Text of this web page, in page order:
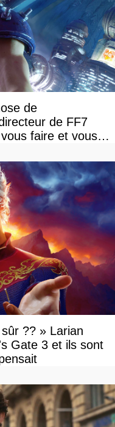
de
de FF7
faire et vous
?? » Larian
Gate 3 et ils sont